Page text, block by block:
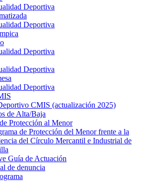
Deportiva
Deportiva
Deportiva
Deportiva
Deportiva
CMIS (actualización 2025)
de Alta/Baja
Protección al Menor
de Protección del Menor frente a la
del Círculo Mercantil e Industrial de
Guía de Actuación
de denuncia